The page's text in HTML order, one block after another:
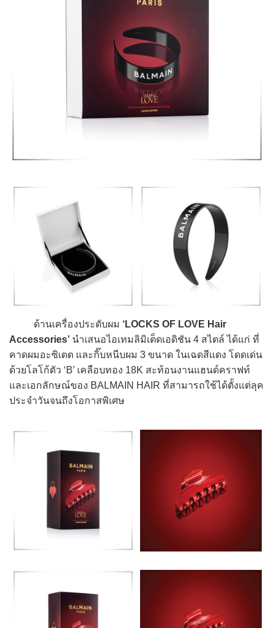
ด้านเครื่องประดับผม ‘LOCKS OF LOVE Hair
Accessories’ นำเสนอไอเทมลิมิเต็ดเอดิชัน 4 สไตล์ ได้แก่ ที่
คาดผมอะซิเตต และกิ๊บหนีบผม 3 ขนาด ในเฉดสีแดง โดดเด่น
ด้วยโลโก้ตัว ‘B’ เคลือบทอง 18K สะท้อนงานแฮนด์คราฟท์
และเอกลักษณ์ของ BALMAIN HAIR ที่สามารถใช้ได้ตั้งแต่ลุค
ประจำวันจนถึงโอกาสพิเศษ